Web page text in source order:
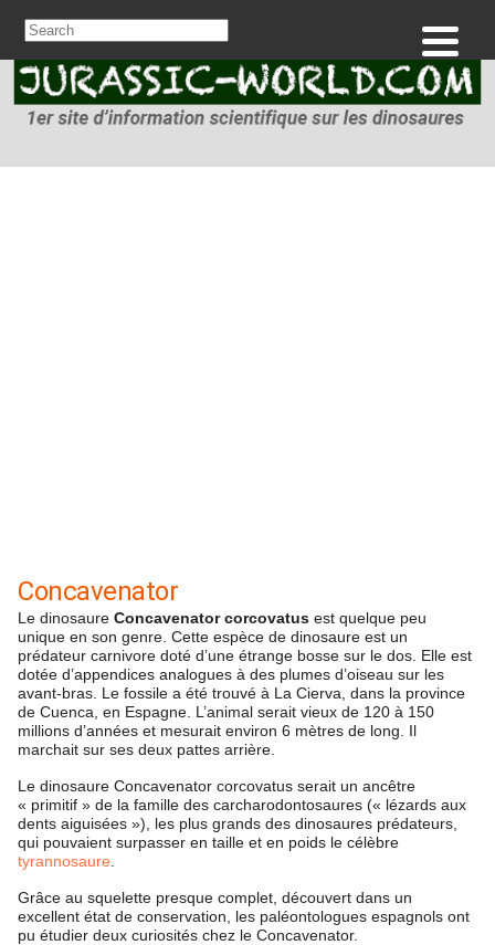
Concavenator
Le dinosaure Concavenator corcovatus est quelque peu
unique en son genre. Cette espèce de dinosaure est un
prédateur carnivore doté d’une étrange bosse sur le dos. Elle est
dotée d’appendices analogues à des plumes d’oiseau sur les
avant-bras. Le fossile a été trouvé à La Cierva, dans la province
de Cuenca, en Espagne. L’animal serait vieux de 120 à 150
millions d’années et mesurait environ 6 mètres de long. Il
marchait sur ses deux pattes arrière.
Le dinosaure Concavenator corcovatus serait un ancêtre
« primitif » de la famille des carcharodontosaures (« lézards aux
dents aiguisées »), les plus grands des dinosaures prédateurs,
qui pouvaient surpasser en taille et en poids le célèbre
tyrannosaure
Grâce au squelette presque complet, découvert dans un
excellent état de conservation, les paléontologues espagnols ont
pu étudier deux curiosités chez le Concavenator.